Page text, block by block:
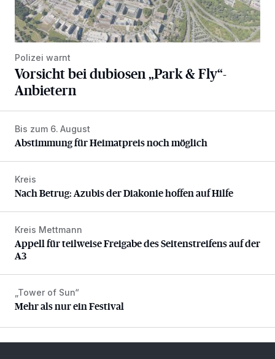
Polizei warnt
Vorsicht bei dubiosen „Park & Fly“-
Anbietern
Abstimmung für Heimatpreis noch möglich
Bis zum 6. August
Abstimmung für Heimatpreis noch möglich
Nach Betrug: Azubis der Diakonie hoffen auf Hilfe
Kreis
Nach Betrug: Azubis der Diakonie hoffen auf Hilfe
Appell für teilweise Freigabe des Seitenstreifens auf der A3
Kreis Mettmann
Appell für teilweise Freigabe des Seitenstreifens auf der
A3
Mehr als nur ein Festival
„Tower of Sun“
Mehr als nur ein Festival